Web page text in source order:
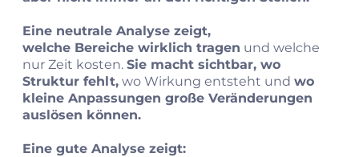
Eine neutrale Analyse zeigt,
welche Bereiche wirklich tragen und welche
nur Zeit kosten. Sie macht sichtbar, wo
Struktur fehlt, wo Wirkung entsteht und wo
kleine Anpassungen große Veränderungen
auslösen können.
Eine gute Analyse zeigt: